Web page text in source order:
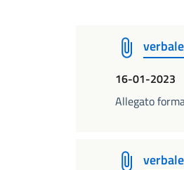
16-01-2023
Allegato